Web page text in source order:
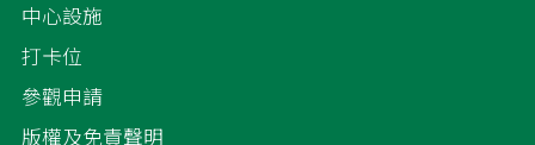
中心設施
打卡位
參觀申請
版權及免責聲明